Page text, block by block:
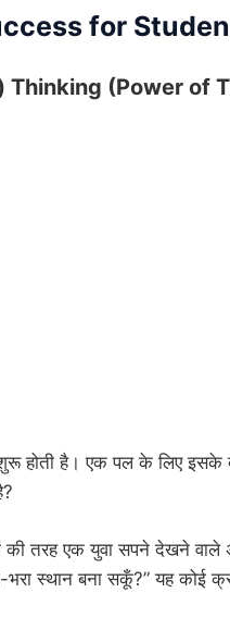
for Students|
Thinking (Power of
होती है। एक पल के लिए इसके
तरह एक युवा सपने देखने वाले
स्थान बना सकूँ?” यह कोई